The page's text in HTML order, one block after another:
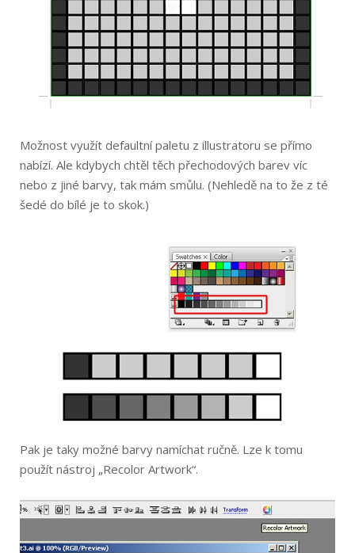
Možnost využít defaultní paletu z illustratoru se přímo
nabízí. Ale kdybych chtěl těch přechodových barev víc
nebo z jiné barvy, tak mám smůlu. (Nehledě na to že z té
šedé do bílé je to skok.)
Pak je taky možné barvy namíchat ručně. Lze k tomu
použít nástroj „Recolor Artwork“.